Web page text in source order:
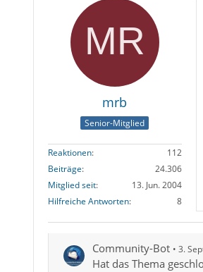
mrb
Senior-Mitglied
Reaktionen
112
Beiträge
24.306
Mitglied seit
13. Jun. 2004
Hilfreiche Antworten
8
Community-Bot 3.
Hat das Thema